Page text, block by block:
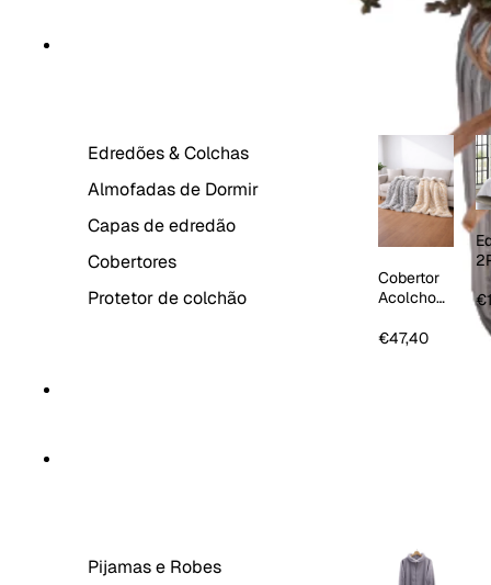
Edredões & Colchas
Almofadas de Dormir
Capas de edredão
Cobertores
Protetor de colchão
Cobertor
Acolchoa
Yandra
€47,40
R
Pijamas e Robes